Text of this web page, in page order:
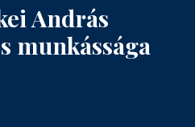
András
munkássága